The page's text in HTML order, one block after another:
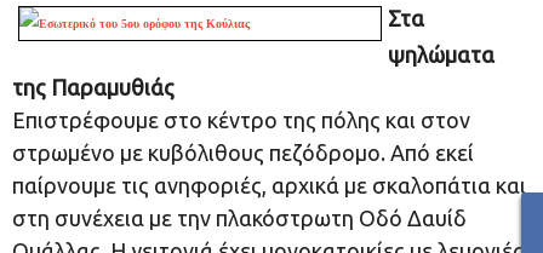
Στα
ψηλώματα
της Παραμυθιάς
Επιστρέφουμε στο κέντρο της πόλης και στον
στρωμένο με κυβόλιθους πεζόδρομο. Από εκεί
παίρνουμε τις ανηφοριές, αρχικά με σκαλοπάτια και
στη συνέχεια με την πλακόστρωτη Οδό Δαυίδ